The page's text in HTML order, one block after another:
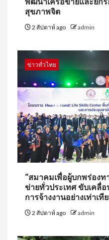
สุขภาพจิต
2 สัปดาห์ ago admin
ข่าวทั่วไทย
“สมาคมเพื่อผู้บกพร่องท
ข่ายทั่วประเทศ ขับเคลื่
การจ้างงานอย่างเท่าเที
2 สัปดาห์ ago admin